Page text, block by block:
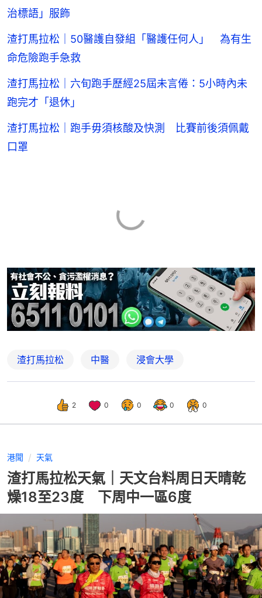
治標語」服飾
渣打馬拉松｜50醫護自發組「醫護任何人」 為有生
命危險跑手急救
渣打馬拉松｜六旬跑手歷經25屆未言倦：5小時內未
跑完才「退休」
渣打馬拉松｜跑手毋須核酸及快測 比賽前後須佩戴
口罩
渣打馬拉松 中醫 浸會大學
2 0 0 0 0
港聞 天氣
渣打馬拉松天氣｜天文台料周日天晴乾
燥18至23度 下周中一區6度